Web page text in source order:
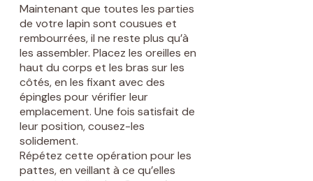
Maintenant que toutes les parties
de votre lapin sont cousues et
rembourrées, il ne reste plus qu’à
les assembler. Placez les oreilles en
haut du corps et les bras sur les
côtés, en les fixant avec des
épingles pour vérifier leur
emplacement. Une fois satisfait de
leur position, cousez-les
solidement.
Répétez cette opération pour les
pattes, en veillant à ce qu’elles